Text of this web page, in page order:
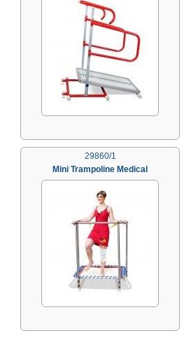
29860/1
Mini Trampoline Medical